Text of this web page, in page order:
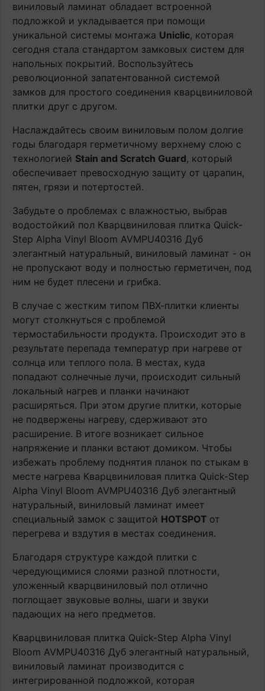
виниловый ламинат обладает встроенной
подложкой и укладывается при помощи
уникальной системы монтажа Uniclic, которая
сегодня стала стандартом замковых систем для
напольных покрытий. Воспользуйтесь
революционной запатентованной системой
замков для простого соединения кварцвиниловой
плитки друг с другом.
Наслаждайтесь своим виниловым полом долгие
годы благодаря герметичному верхнему слою с
технологией Stain and Scratch Guard, который
обеспечивает превосходную защиту от царапин,
пятен, грязи и потертостей.
Забудьте о проблемах с влажностью, выбрав
водостойкий пол Кварцвиниловая плитка Quick-
Step Alpha Vinyl Bloom AVMPU40316 Дуб
элегантный натуральный, виниловый ламинат - он
не пропускают воду и полностью герметичен, под
ним не будет плесени и грибка.
В случае с жестким типом ПВХ-плитки клиенты
могут столкнуться с проблемой
термостабильности продукта. Происходит это в
результате перепада температур при нагреве от
солнца или теплого пола. В местах, куда
попадают солнечные лучи, происходит сильный
локальный нагрев и планки начинают
расширяться. При этом другие плитки, которые
не подвержены нагреву, сдерживают это
расширение. В итоге возникает сильное
напряжение и планки встают домиком. Чтобы
избежать проблему поднятия планок по стыкам в
месте нагрева Кварцвиниловая плитка Quick-Step
Alpha Vinyl Bloom AVMPU40316 Дуб элегантный
натуральный, виниловый ламинат имеет
специальный замок с защитой HOTSPOT от
перегрева и вздутия в местах соединения.
Благодаря структуре каждой плитки с
чередующимися слоями разной плотности,
уложенный кварцвиниловый пол отлично
поглощает звуковые волны, шаги и звуки
падающих на него предметов.
Кварцвиниловая плитка Quick-Step Alpha Vinyl
Bloom AVMPU40316 Дуб элегантный натуральный,
виниловый ламинат производится с
интегрированной подложкой, которая